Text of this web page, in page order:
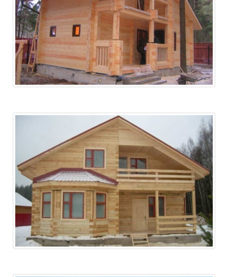
п.Вольно-Надеждинский, ул.Березовая, 10
Дом 2